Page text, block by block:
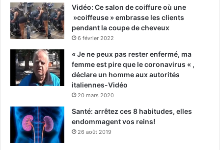
Vidéo: Ce salon de coiffure où une
»coiffeuse » embrasse les clients
pendant la coupe de cheveux
6 février 2022
« Je ne peux pas rester enfermé, ma
femme est pire que le coronavirus « ,
déclare un homme aux autorités
italiennes-Vidéo
20 mars 2020
Santé: arrêtez ces 8 habitudes, elles
endommagent vos reins!
26 août 2019